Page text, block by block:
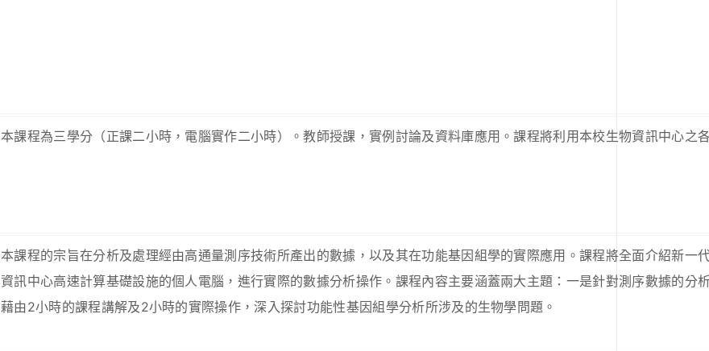
本課程為三學分（正課二小時，電腦實作二小時）。教師授課，實例討論及資料庫應用。課程將利用本校生物資訊中心之
本課程的宗旨在分析及處理經由高通量測序技術所產出的數據，以及其在功能基因組學的實際應用。課程將全面介紹新一
資訊中心高速計算基礎設施的個人電腦，進行實際的數據分析操作。課程內容主要涵蓋兩大主題：一是針對測序數據的分
藉由2小時的課程講解及2小時的實際操作，深入探討功能性基因組學分析所涉及的生物學問題。